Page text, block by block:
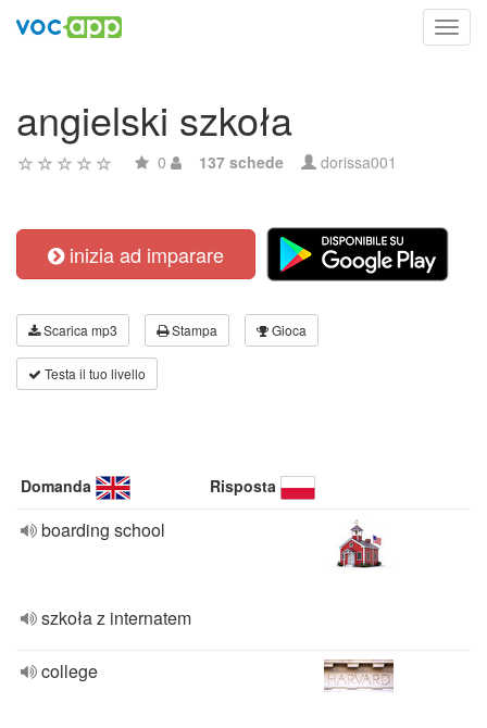
angielski szkoła
0 137 schede dorissa001
inizia ad imparare
Scarica mp3 Stampa Gioca
Testa il tuo livello
Domanda Risposta
boarding school
szkoła z internatem
college